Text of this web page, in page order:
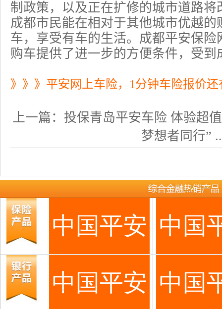
制政策，以及正在扩修的城市道路
成都市民能在相对于其他城市优越
车，享受有车的生活。成都平安保
购车提供了进一步的方便条件，受到
》》》平安网上车险，1分钟车险报价
上一篇： 投保青岛平安车险 体验超
梦想者同行”